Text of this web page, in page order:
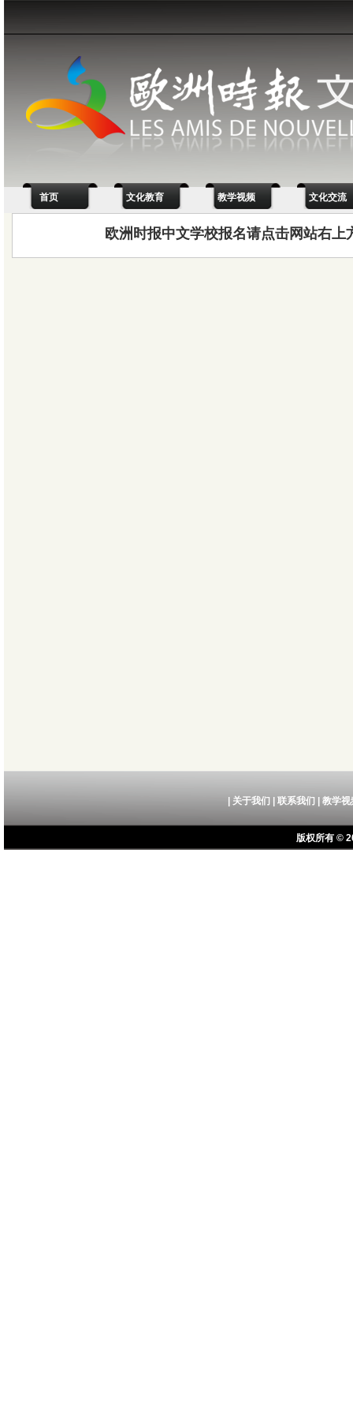
首页 文化教育 教学视频 文化交流
欧洲时报中文学校报名请点击网站右上
关于我们 联系我们 教学视
版权所有 ©